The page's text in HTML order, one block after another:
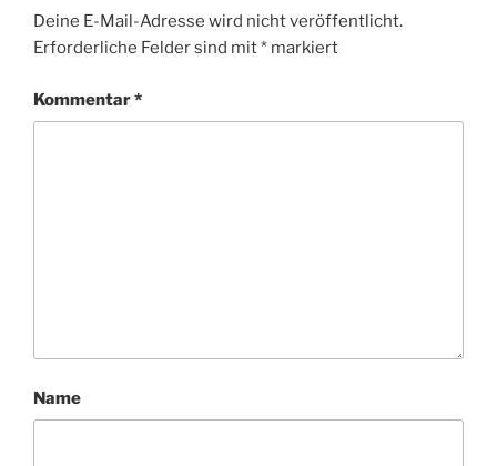
Deine E-Mail-Adresse wird nicht veröffentlicht.
Erforderliche Felder sind mit* markiert
Kommentar*
Name